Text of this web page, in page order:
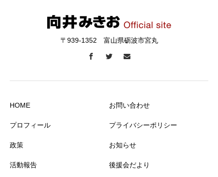
〒939-1352 富山県砺波市宮丸
HOME
プロフィール
政策
活動報告
お問い合わせ
プライバシーポリシー
お知らせ
後援会だより